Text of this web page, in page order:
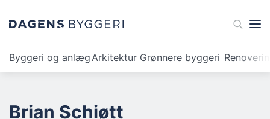
Byggeri og anlægArkitektur Grønnere byggeri
Brian Schiøtt